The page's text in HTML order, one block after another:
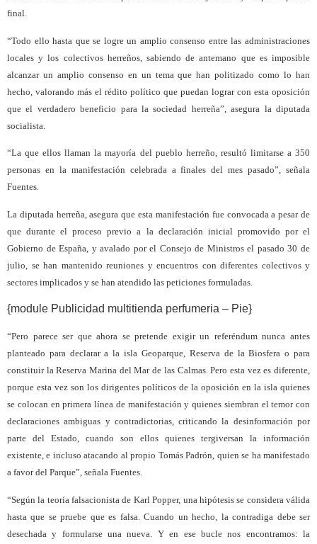
final.
“Todo ello hasta que se logre un amplio consenso entre las administraciones
locales y los colectivos herreños, sabiendo de antemano que es imposible
alcanzar un amplio consenso en un tema que han politizado como lo han
hecho, valorando más el rédito político que puedan lograr con esta oposición
que el verdadero beneficio para la sociedad herreña”, asegura la diputada
socialista.
“La que ellos llaman la mayoría del pueblo herreño, resultó limitarse a 350
personas en la manifestación celebrada a finales del mes pasado”, señala
Fuentes.
La diputada herreña, asegura que esta manifestación fue convocada a pesar de
que durante el proceso previo a la declaración inicial promovido por el
Gobierno de España, y avalado por el Consejo de Ministros el pasado 30 de
julio, se han mantenido reuniones y encuentros con diferentes colectivos y
sectores implicados y se han atendido las peticiones formuladas.
{module Publicidad multitienda perfumeria – Pie}
“Pero parece ser que ahora se pretende exigir un referéndum nunca antes
planteado para declarar a la isla Geoparque, Reserva de la Biosfera o para
constituir la Reserva Marina del Mar de las Calmas. Pero esta vez es diferente,
porque esta vez son los dirigentes políticos de la oposición en la isla quienes
se colocan en primera línea de manifestación y quienes siembran el temor con
declaraciones ambiguas y contradictorias, criticando la desinformación por
parte del Estado, cuando son ellos quienes tergiversan la información
existente, e incluso atacando al propio Tomás Padrón, quien se ha manifestado
a favor del Parque”, señala Fuentes.
“Según la teoría falsacionista de Karl Popper, una hipótesis se considera válida
hasta que se pruebe que es falsa. Cuando un hecho, la contradiga debe ser
desechada y formularse una nueva. Y en ese bucle nos encontramos: la